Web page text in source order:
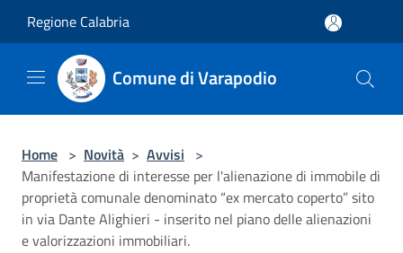
Regione Calabria
Comune di Varapodio
Home > Novità > Avvisi >
Manifestazione di interesse per l'alienazione di immobile di
proprietà comunale denominato “ex mercato coperto” sito
in via Dante Alighieri - inserito nel piano delle alienazioni
e valorizzazioni immobiliari.